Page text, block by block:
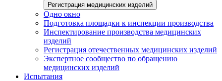
Регистрация медицинских изделий
Одно окно
Подготовка площадки к инспекции производства
Инспектирование производства медицинских
изделий
Регистрация отечественных медицинских изделий
Экспертное сообщество по обращению
медицинских изделий
Испытания